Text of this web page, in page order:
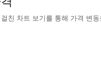
친 차트 보기를 통해 가격 변동